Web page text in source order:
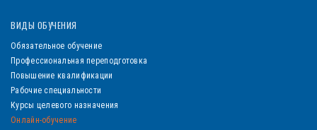
ВИДЫ ОБУЧЕНИЯ
Обязательное обучение
Профессиональная переподготовка
Повышение квалификации
Рабочие специальности
Курсы целевого назначения
Онлайн-обучение